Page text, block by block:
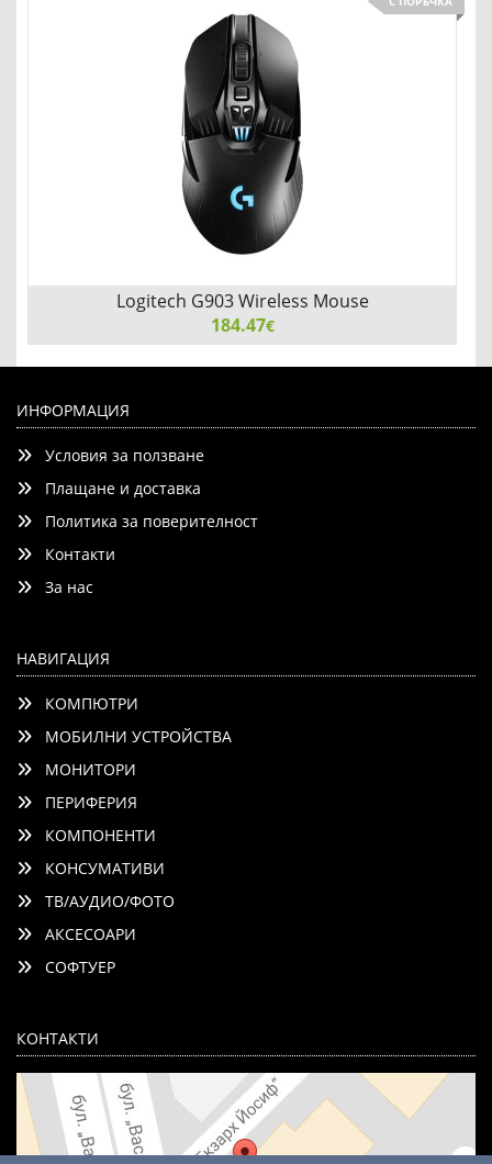
Wireless, HERO 25K DPI Sensor, 400 IPS, Programmable
Buttons, 10g Optional Weight, 110g, Black
Logitech G903 Wireless Mouse
184.47€
ИНФОРМАЦИЯ
Условия за ползване
Плащане и доставка
Политика за поверителност
Контакти
За нас
НАВИГАЦИЯ
КОМПЮТРИ
МОБИЛНИ УСТРОЙСТВА
МОНИТОРИ
ПЕРИФЕРИЯ
КОМПОНЕНТИ
КОНСУМАТИВИ
ТВ/АУДИО/ФОТО
АКСЕСОАРИ
СОФТУЕР
КОНТАКТИ